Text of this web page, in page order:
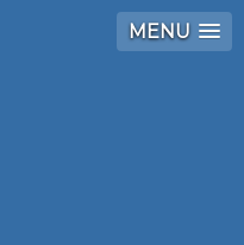
MENU